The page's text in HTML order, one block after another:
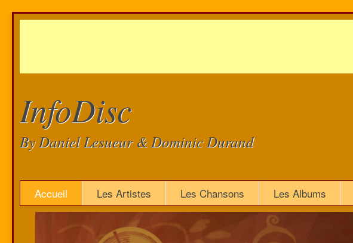
InfoDisc
By Daniel Lesueur & Dominic Durand
Accueil Les Artistes Les Chansons Les Albums